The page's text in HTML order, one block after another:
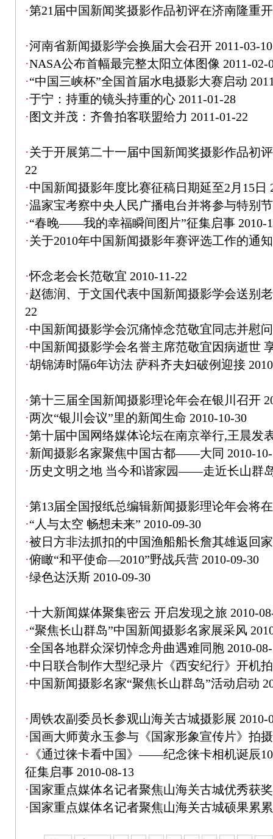
·第21届中国新闻奖摄影作品初评在济南隆重
·河南省新闻摄影学会换届大会召开 2011-03-10
·NASA公布首幅最完整太阳立体图像 2011-02-
·“中国三峡杯”全国首届水电摄影大赛启动
·于宁：持重的镜头持重的心 2011-01-28
· 图文并茂：齐鲁拍客联盟给力 2011-01-22
·关于开展第二十一届中国新闻奖摄影作品初
22
·中国新闻摄影年度比赛征稿日期延至2月15日
·温家宝考察中央人民广播电台并将参与特别
·“春晚——我的幸福瞬间图片”征集启事 2010-
·关于2010年中国新闻摄影年赛评选工作的通知
·怀念老会长范敬宜 2010-11-22
·赵德润、于文国代表中国新闻摄影学会送别
22
·中国新闻摄影学会沉痛悼念范敬宜同志并慰
·中国新闻摄影学会名誉主席范敬宜因病逝世
·胡锦涛时隔6年访法 萨科齐夫妇破例迎接
·第十三届全国新闻摄影理论年会在银川召开
·两次“银川会议”里的新闻生命 2010-10-30
·第十届中国网络媒体论坛在南京举行,王晨发
·新闻摄影名家聚焦中国古都——大同 2010-
·历史文明之地 当今和谐家园——走近长山群
·第13届全国报纸总编辑新闻摄影理论年会将
·“人与太空 畅想未来” 2010-09-30
·被日方非法抓扣的中国渔船船长詹其雄返回
·俯瞰“和平使命—2010”野战兵营 2010-09-30
·绿色达沃斯 2010-09-30
·十大新闻媒体聚集密云 开启发现之旅 2010-
·“聚焦长山群岛”中国新闻摄影名家展采风
·全国各地群众深切悼念舟曲遇难同胞 2010-
·中日联合制作大型纪录片《西安纪行》开机
·中国新闻摄影名家“聚焦长山群岛”活动启动
·周铁农副委员长参观山海关古城摄影展 2010-
· 国画大师黄永玉参与《国家形象宣传片》拍摄
· 《通过徕卡看中国》——纪念徕卡相机诞辰
征集启事 2010-08-13
· 国家重点媒体名记者聚焦山海关古城优秀获
· 国家重点媒体名记者聚焦山海关古城硕果累累